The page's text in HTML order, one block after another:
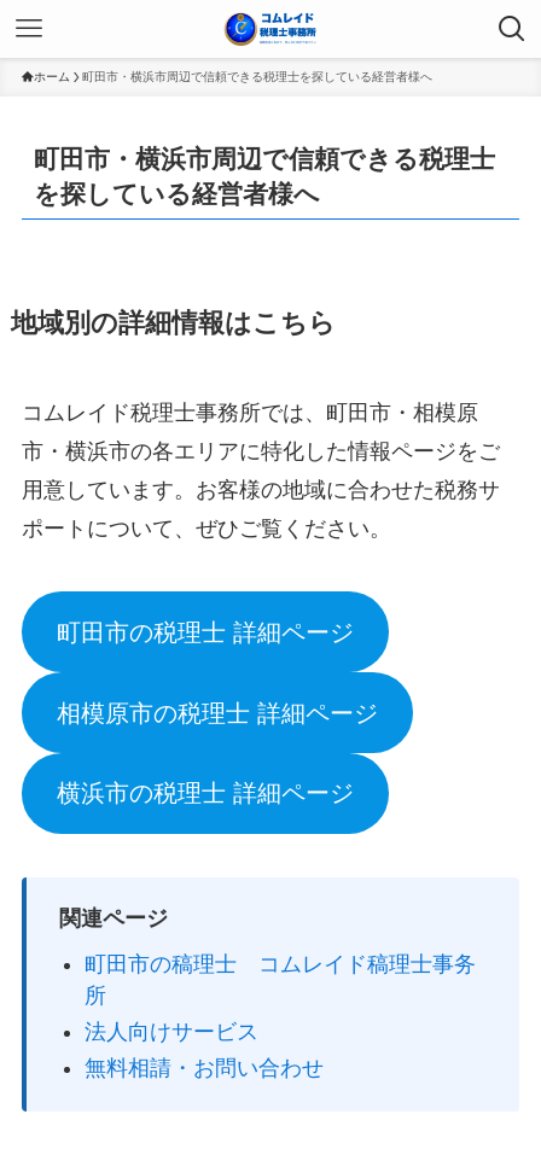
ホーム 町田市・横浜市周辺で信頼できる税理士を探している経営者様へ
町田市・横浜市周辺で信頼できる税理士
を探している経営者様へ
地域別の詳細情報はこちら
コムレイド税理士事務所では、町田市・相模原
市・横浜市の各エリアに特化した情報ページをご
用意しています。お客様の地域に合わせた税務サ
ポートについて、ぜひご覧ください。
町田市の税理士 詳細ページ
相模原市の税理士 詳細ページ
横浜市の税理士 詳細ページ
関連ページ
町田市の稿理士 コムレイド稿理士事务
所
法人向けサービス
無料相請・お問い合わせ